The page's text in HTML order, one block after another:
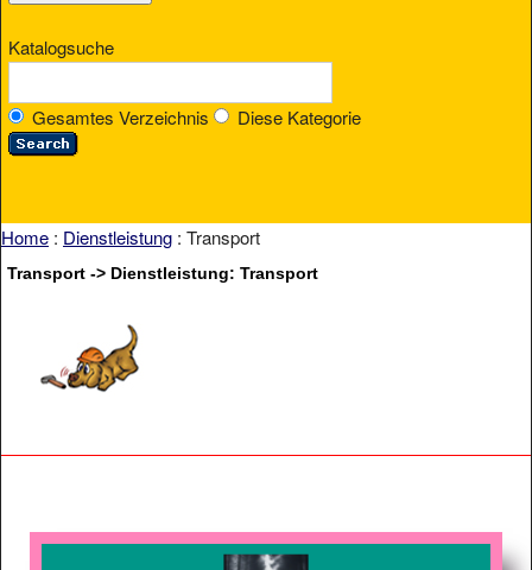
Katalogsuche
Gesamtes Verzeichnis Diese Kategorie
Home : Dienstleistung : Transport
Transport -> Dienstleistung: Transport